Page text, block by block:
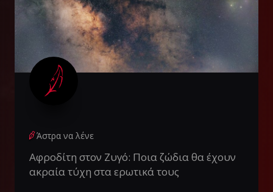
Άστρα να λένε
Αφροδίτη στον Ζυγό: Ποια ζώδια θα έχουν
ακραία τύχη στα ερωτικά τους